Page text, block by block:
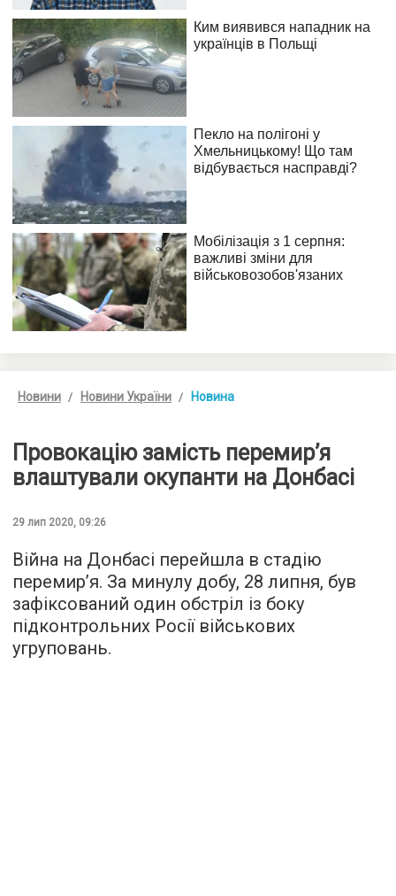
Новини Новини України Новина
Провокацію замість перемир’я
влаштували окупанти на Донбасі
29 лип 2020, 09:26
Війна на Донбасі перейшла в стадію
перемир’я. За минулу добу, 28 липня, був
зафіксований один обстріл із боку
підконтрольних Росії військових
угруповань.